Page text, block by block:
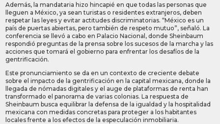
Además, la mandataria hizo hincapié en que todas las personas que
lleguen a México, ya sean turistas o residentes extranjeros, deben
respetar las leyes y evitar actitudes discriminatorias. “México es un
país de puertas abiertas, pero también de respeto mutuo”, señaló. La
conferencia se llevó a cabo en Palacio Nacional, donde Sheinbaum
respondió preguntas de la prensa sobre los sucesos de la marcha y las
acciones que tomará el gobierno para enfrentar los desafíos de la
gentrificación.
Este pronunciamiento se da en un contexto de creciente debate
sobre el impacto de la gentrificación en la capital mexicana, donde la
llegada de nómadas digitales y el auge de plataformas de renta han
transformado el panorama de varias colonias. La respuesta de
Sheinbaum busca equilibrar la defensa de la igualdad y la hospitalidad
mexicana con medidas concretas para proteger a los habitantes
locales frente a los efectos de la especulación inmobiliaria.